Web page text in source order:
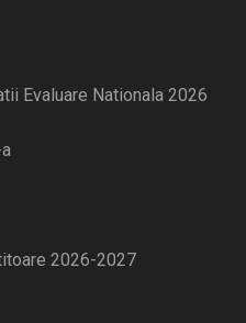
Evaluare Nationala 2026
2026-2027